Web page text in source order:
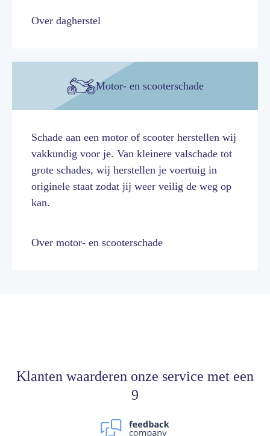
Over dagherstel
Motor- en scooterschade
Schade aan een motor of scooter herstellen wij
vakkundig voor je. Van kleinere valschade tot
grote schades, wij herstellen je voertuig in
originele staat zodat jij weer veilig de weg op
kan.
Over motor- en scooterschade
Klanten waarderen onze service met een
9